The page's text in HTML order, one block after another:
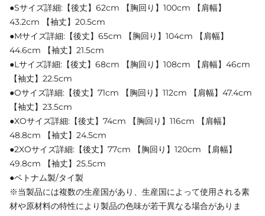
●Sサイズ詳細:【後丈】62cm 【胸回り】100cm 【肩幅】
43.2cm 【袖丈】20.5cm
●Mサイズ詳細:【後丈】65cm 【胸回り】104cm 【肩幅】
44.6cm 【袖丈】21.5cm
●Lサイズ詳細:【後丈】68cm 【胸回り】108cm 【肩幅】46cm
【袖丈】22.5cm
●Oサイズ詳細:【後丈】71cm 【胸回り】112cm 【肩幅】47.4cm
【袖丈】23.5cm
●XOサイズ詳細:【後丈】74cm 【胸回り】116cm 【肩幅】
48.8cm 【袖丈】24.5cm
●2XOサイズ詳細:【後丈】77cm 【胸回り】120cm 【肩幅】
49.8cm 【袖丈】25.5cm
●ベトナム製/タイ製
※当製品には複数の生産国があり、生産国によって使用される素
材や原材料の特性により製品の色味が若干異なる場合がありま